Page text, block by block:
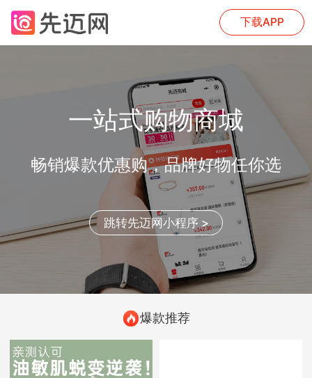
下载APP
一站式购物商城
畅销爆款优惠购，品牌好物任你选
跳转先迈网小程序 >
爆款推荐